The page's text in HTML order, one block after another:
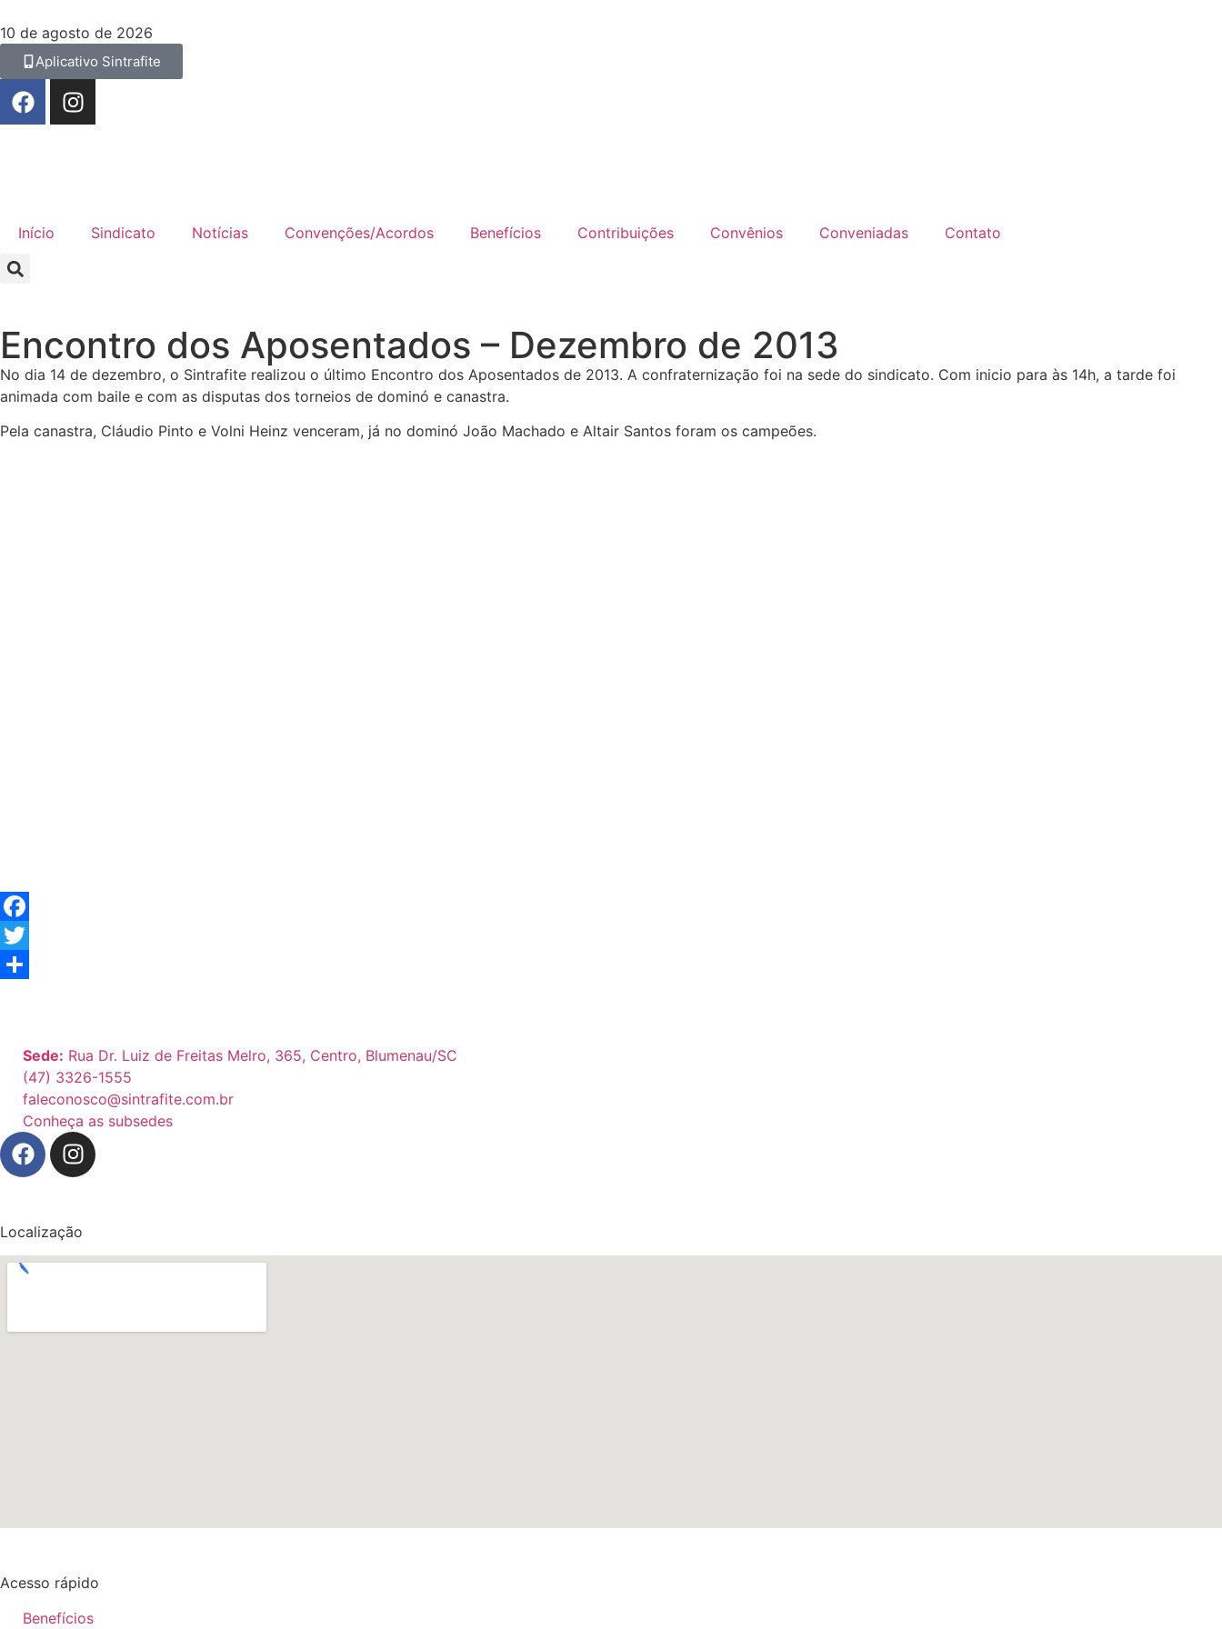
10 de agosto de 2026
Aplicativo Sintrafite
Início Sindicato Notícias Convenções/Acordos Benefícios Contribuições Convênios Conveniadas Contato
Encontro dos Aposentados – Dezembro de 2013
No dia 14 de dezembro, o Sintrafite realizou o último Encontro dos Aposentados de 2013. A confraternização foi na sede do sindicato. Com inicio para às 14h, a tarde foi
animada com baile e com as disputas dos torneios de dominó e canastra.
Pela canastra, Cláudio Pinto e Volni Heinz venceram, já no dominó João Machado e Altair Santos foram os campeões.
Facebook
Twitter
Sede: Rua Dr. Luiz de Freitas Melro, 365, Centro, Blumenau/SC
(47) 3326-1555
faleconosco@sintrafite.com.br
Conheça as subsedes
Localização
Acesso rápido
Benefícios